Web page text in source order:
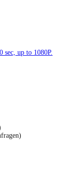
up to 1080P.